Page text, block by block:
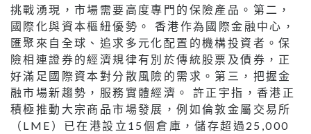
挑戰湧現，市場需要高度專門的保險產品。第二，
國際化與資本樞紐優勢。 香港作為國際金融中心，
匯聚來自全球、追求多元化配置的機構投資者。保
險相連證券的經濟規律有別於傳統股票及債券，正
好滿足國際資本對分散風險的需求。第三，把握金
融市場新趨勢，服務實體經濟。 許正宇指，香港正
積極推動大宗商品市場發展，例如倫敦金屬交易所
（LME）已在港設立15個倉庫，儲存超過25,000